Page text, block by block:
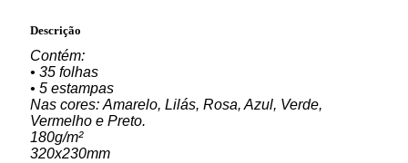
Descrição
Contém:
• 35 folhas
• 5 estampas
Nas cores: Amarelo, Lilás, Rosa, Azul, Verde,
Vermelho e Preto.
180g/m²
320x230mm